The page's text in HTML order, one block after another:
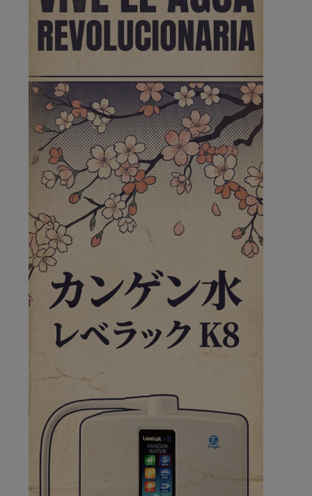
Pozuelo de Alarcón
🔴 EXCLUSIVA | El comisario
de la …
😆Durán menos qué un caramelo en la puerta de un
colegio 🍬
Pozuelo de Alarcón
🔴 EXCLUSIVA | El comisario
de la …
se va porke no tiene piscina 🤪🤪🤪
Pozuelo de Alarcón
🔴 EXCLUSIVA | El comisario
de la …